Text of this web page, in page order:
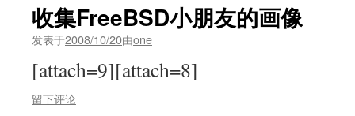
收集FreeBSD小朋友的画像
发表于2008/10/20由one
[attach=9][attach=8]
留下评论